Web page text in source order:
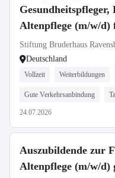
Altenpflege (m/w/d)
Häuser in
Oberhofen gesucht!
Stiftung Bruderhaus
Deutschland
Vollzeit Weiterbildungen
Gute Verkehrsanbindung
24.07.2026
Auszubildende zur
Altenpflege (m/w/d)